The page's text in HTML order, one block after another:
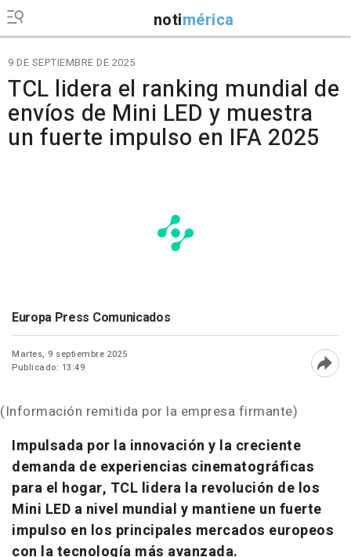
notimérica
9 DE SEPTIEMBRE DE 2025
TCL lidera el ranking mundial de
envíos de Mini LED y muestra
un fuerte impulso en IFA 2025
Europa Press Comunicados
Martes, 9 septiembre 2025
Publicado: 13:49
(Información remitida por la empresa firmante)
Impulsada por la innovación y la creciente
demanda de experiencias cinematográficas
para el hogar, TCL lidera la revolución de los
Mini LED a nivel mundial y mantiene un fuerte
impulso en los principales mercados europeos
con la tecnología más avanzada.